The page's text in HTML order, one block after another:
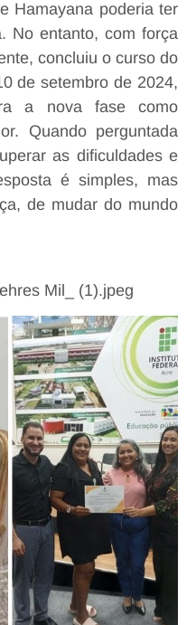
Hamayana poderia ter
No entanto, com força
concluiu o curso do
de setembro de 2024,
a nova fase como
Quando perguntada
as dificuldades e
é simples, mas
de mudar do mundo